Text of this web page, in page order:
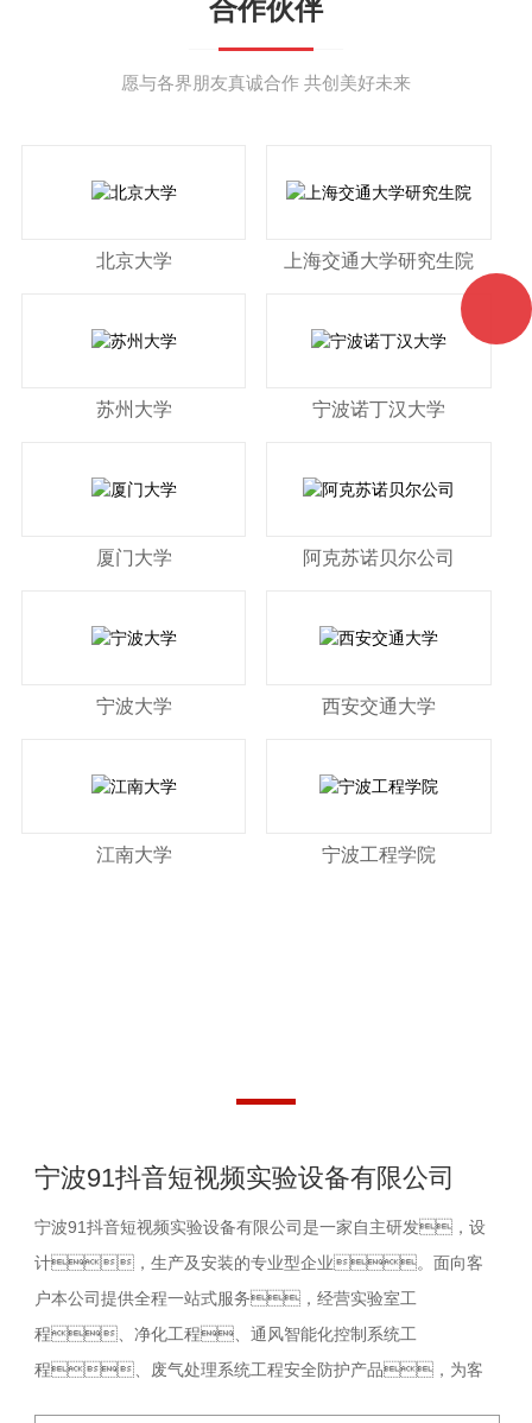
的。可以应用于高强度
酸碱实验，净化室里...
合作伙伴
愿与各界朋友真诚合作 共创美好未来
北京大学 上海交通大学研究生院
苏州大学 宁波诺丁汉大学
厦门大学 阿克苏诺贝尔公司
宁波大学 西安交通大学
江南大学 宁波工程学院
宁波91抖音短视频实验设备有限公司
宁波91抖音短视频实验设备有限公司是一家自主研发，设
计，生产及安装的专业型企业。面向客
户本公司提供全程一站式服务，经营实验室工
程、净化工程、通风智能化控制系统工
程、废气处理系统工程安全防护产品，为客